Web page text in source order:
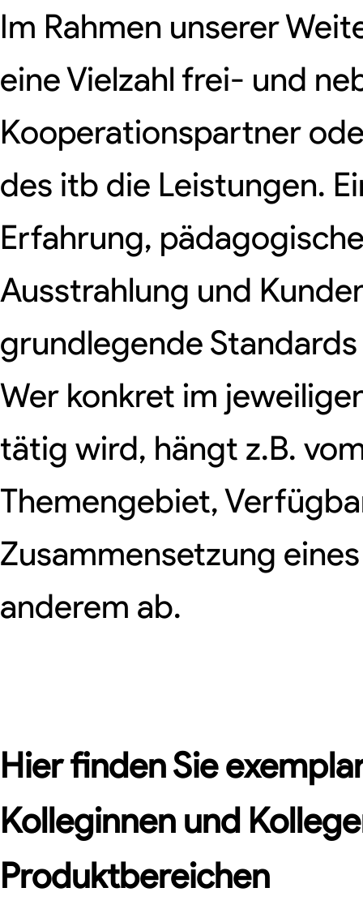
Im Rahmen unserer
eine Vielzahl frei- und
Kooperationspartner
des itb die Leistungen.
Erfahrung,
Ausstrahlung und
grundlegende
Wer konkret im
tätig wird, hängt z.B.
Themengebiet,
Zusammensetzung
anderem ab.
Hier finden Sie
Kolleginnen und
Produktbereichen